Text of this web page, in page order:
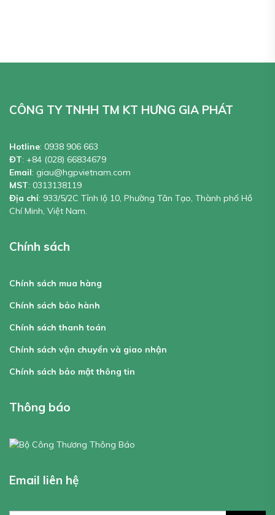
CÔNG TY TNHH TM KT HƯNG GIA PHÁT
Hotline: 0938 906 663
ĐT: +84 (028) 66834679
Email: giau@hgpvietnam.com
MST: 0313138119
Địa chỉ: 933/5/2C Tỉnh lộ 10, Phường Tân Tạo, Thành phố Hồ
Chí Minh, Việt Nam.
Chính sách
Chính sách mua hàng
Chính sách bảo hành
Chính sách thanh toán
Chính sách vận chuyển và giao nhận
Chính sách bảo mật thông tin
Thông báo
Email liên hệ